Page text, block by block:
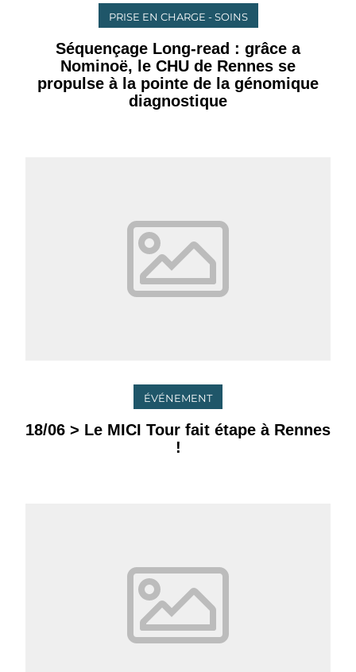
PRISE EN CHARGE - SOINS
Séquençage Long-read : grâce a
Nominoë, le CHU de Rennes se
propulse à la pointe de la génomique
diagnostique
ÉVÉNEMENT
18/06 > Le MICI Tour fait étape à Rennes
!